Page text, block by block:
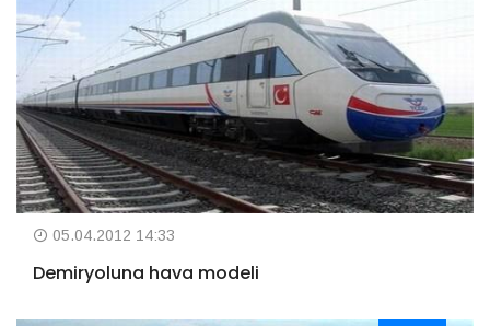
05.04.2012 14:33
Demiryoluna hava modeli